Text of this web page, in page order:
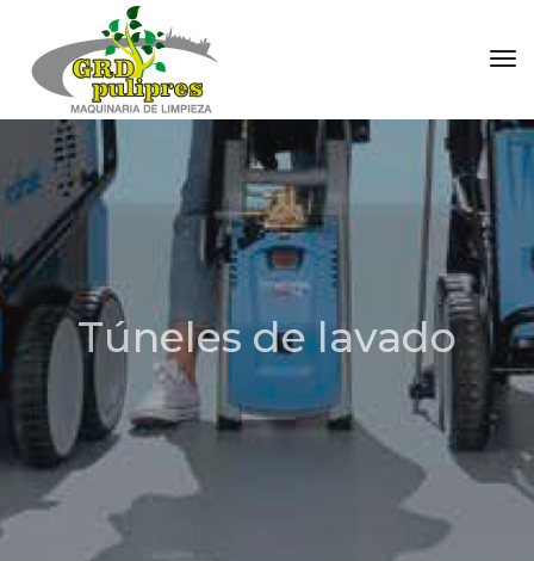
Túneles de lavado